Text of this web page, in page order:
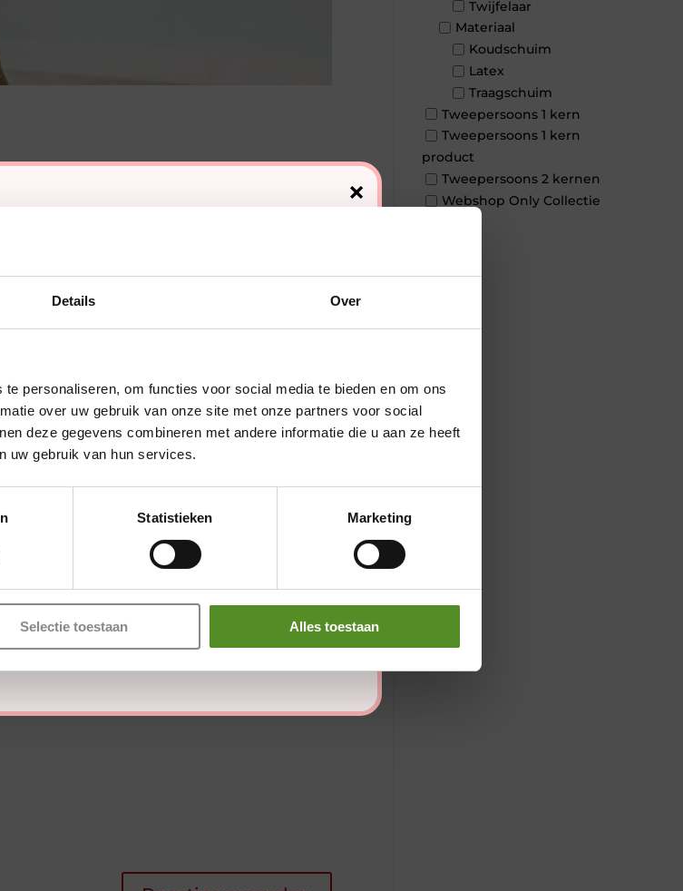
Details Over
personaliseren, om functies voor social media te bieden en om ons
over uw gebruik van onze site met onze partners voor social
deze gegevens combineren met andere informatie die u aan ze heeft
uw gebruik van hun services.
Statistieken Marketing
Selectie toestaan Alles toestaan
Twijfelaar
Materiaal
Koudschuim
Latex
Traagschuim
Tweepersoons 1 kern
Tweepersoons 1 kern
product
Tweepersoons 2 kernen
Webshop Only Collectie
Breda
12:00 – 17:00
12:00 – 17:00
12:00 – 17:00
12:00 – 17:00
×